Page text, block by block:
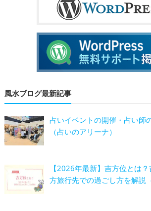
風水ブログ最新記事
占いイベントの開催・占い師
（占いのアリーナ）
【2026年最新】吉方位とは
方旅行先での過ごし方を解説